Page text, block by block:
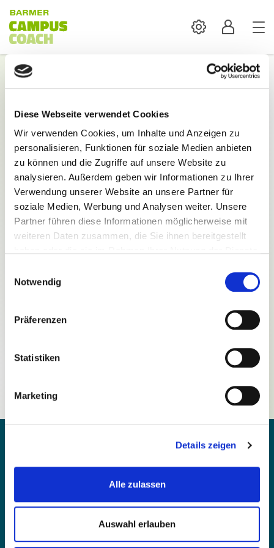
Diese Webseite verwendet Cookies
Wir verwenden Cookies, um Inhalte und Anzeigen zu
personalisieren, Funktionen für soziale Medien anbieten
zu können und die Zugriffe auf unsere Website zu
analysieren. Außerdem geben wir Informationen zu Ihrer
Verwendung unserer Website an unsere Partner für
soziale Medien, Werbung und Analysen weiter. Unsere
Partner führen diese Informationen möglicherweise mit
weiteren Daten zusammen, die Sie ihnen bereitgestellt
Notwendig
Präferenzen
Statistiken
Marketing
Details zeigen
Alle zulassen
Auswahl erlauben
SettingsProfil
Login
Funktionen des BARMER Campus Coach verfügbar.
E-Mail:
Passwort:
Kontakt
Einfache Sprache